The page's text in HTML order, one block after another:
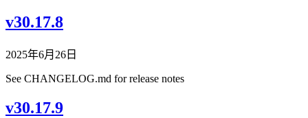
v30.17.8
2025年6月26日
See CHANGELOG.md for release notes
v30.17.9